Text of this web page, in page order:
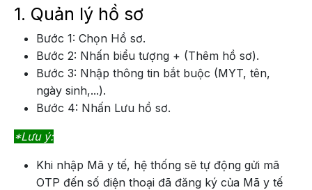
1. Quản lý hồ sơ
Bước 1: Chọn Hồ sơ.
Bước 2: Nhấn biểu tượng + (Thêm hồ sơ).
Bước 3: Nhập thông tin bắt buộc (MYT, tên,
ngày sinh,...).
Bước 4: Nhấn Lưu hồ sơ.
*Lưu ý:
Khi nhập Mã y tế, hệ thống sẽ tự động gửi mã
OTP đến số điện thoại đã đăng ký của Mã y tế